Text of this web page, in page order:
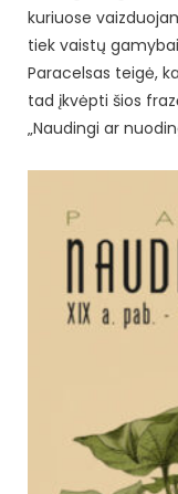
kuriuose
tiek vaistų
Paracelsas teigė,
tad įkvėpti šios
„Naudingi ar